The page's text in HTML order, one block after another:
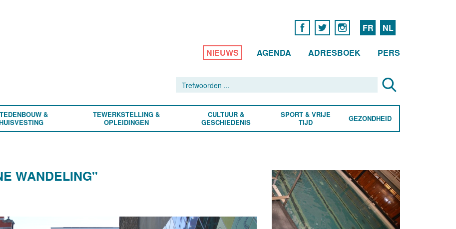
FR NL
NIEUWS AGENDA ADRESBOEK PERS
&
TEWERKSTELLING &
OPLEIDINGEN
CULTUUR &
GESCHIEDENIS
SPORT & VRIJE
TIJD
GEZONDHEID
WANDELING"